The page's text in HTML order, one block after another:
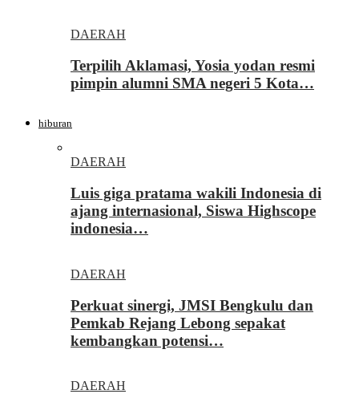
DAERAH
Terpilih Aklamasi, Yosia yodan resmi
pimpin alumni SMA negeri 5 Kota…
hiburan
DAERAH
Luis giga pratama wakili Indonesia di
ajang internasional, Siswa Highscope
indonesia…
DAERAH
Perkuat sinergi, JMSI Bengkulu dan
Pemkab Rejang Lebong sepakat
kembangkan potensi…
DAERAH